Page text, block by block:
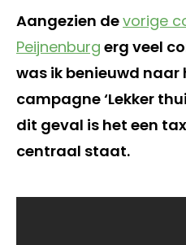
Aangezien devorige
Peijnenburg erg veel
was ik benieuwd naar
campagne ‘Lekker
dit geval is het een
centraal staat.